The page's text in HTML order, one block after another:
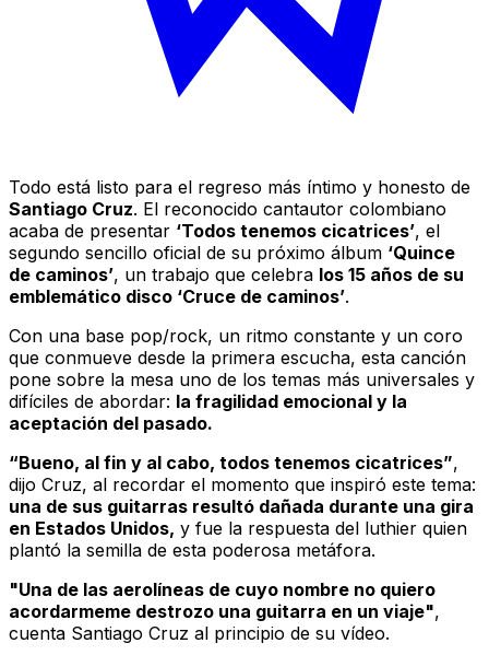
Todo está listo para el regreso más íntimo y honesto de
Santiago Cruz. El reconocido cantautor colombiano
acaba de presentar ‘Todos tenemos cicatrices’, el
segundo sencillo oficial de su próximo álbum ‘Quince
de caminos’, un trabajo que celebra los 15 años de su
emblemático disco ‘Cruce de caminos’.
Con una base pop/rock, un ritmo constante y un coro
que conmueve desde la primera escucha, esta canción
pone sobre la mesa uno de los temas más universales y
difíciles de abordar: la fragilidad emocional y la
aceptación del pasado.
“Bueno, al fin y al cabo, todos tenemos cicatrices”,
dijo Cruz, al recordar el momento que inspiró este tema:
una de sus guitarras resultó dañada durante una gira
en Estados Unidos, y fue la respuesta del luthier quien
plantó la semilla de esta poderosa metáfora.
"Una de las aerolíneas de cuyo nombre no quiero
acordarmeme destrozo una guitarra en un viaje",
cuenta Santiago Cruz al principio de su vídeo.